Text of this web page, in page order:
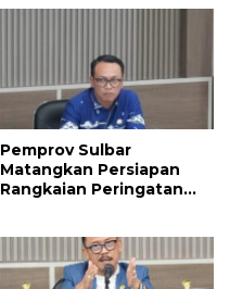
Pemprov Sulbar
Matangkan Persiapan
Rangkaian Peringatan